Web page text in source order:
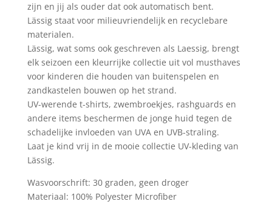
zijn en jij als ouder dat ook automatisch bent.
Lässig staat voor milieuvriendelijk en recyclebare
materialen.
Lässig, wat soms ook geschreven als Laessig, brengt
elk seizoen een kleurrijke collectie uit vol musthaves
voor kinderen die houden van buitenspelen en
zandkastelen bouwen op het strand.
UV-werende t-shirts, zwembroekjes, rashguards en
andere items beschermen de jonge huid tegen de
schadelijke invloeden van UVA en UVB-straling.
Laat je kind vrij in de mooie collectie UV-kleding van
Lässig.
Wasvoorschrift: 30 graden, geen droger
Materiaal: 100% Polyester Microfiber